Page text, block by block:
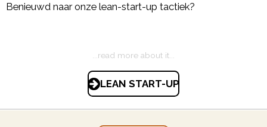
Benieuwd naar onze lean-start-up tactiek?
...read more about it...
LEAN START-UP